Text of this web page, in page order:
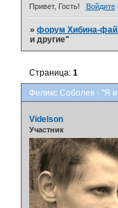
Привет, Гость! Войдите
»форум Хибина-
и другие"
Феликс Соболев - "Я и
Страница:1
Videlson
Участник